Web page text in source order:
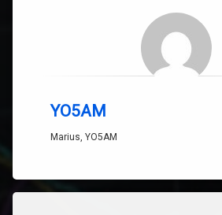
YO5AM
Marius, YO5AM